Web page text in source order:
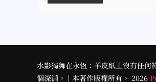
水影獨舞在永恆：羊皮紙上沒有任何
個深淵。 | 本著作版權所有。 2026